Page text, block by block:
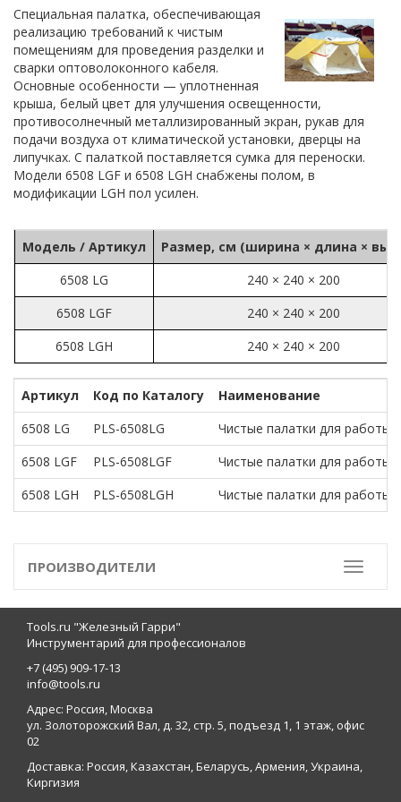
Специальная палатка, обеспечивающая
реализацию требований к чистым
помещениям для проведения разделки и
сварки оптоволоконного кабеля.
Основные особенности — уплотненная
крыша, белый цвет для улучшения освещенности,
противосолнечный металлизированный экран, рукав для
подачи воздуха от климатической установки, дверцы на
липучках. С палаткой поставляется сумка для переноски.
Модели 6508 LGF и 6508 LGH снабжены полом, в
модификации LGH пол усилен.
Модель / Артикул
Размер, см (ширина × длина ×
6508 LG
240 × 240 × 200
6508 LGF
240 × 240 × 200
6508 LGH
240 × 240 × 200
Артикул Код по Каталогу
Наименование
6508 LG
PLS-6508LG
Чистые палатки для работы
6508 LGF
PLS-6508LGF
Чистые палатки для работы
6508 LGH
PLS-6508LGH Чистые палатки для работы
Toggle
ПРОИЗВОДИТЕЛИ
Tools.ru "Железный Гарри"
Инструментарий для профессионалов
+7 (495) 909-17-13
info@tools.ru
Адрес: Россия, Москва
ул. Золоторожский Вал, д. 32, стр. 5, подъезд 1, 1 этаж, офис
02
Доставка: Россия, Казахстан, Беларусь, Армения, Украина,
Киргизия